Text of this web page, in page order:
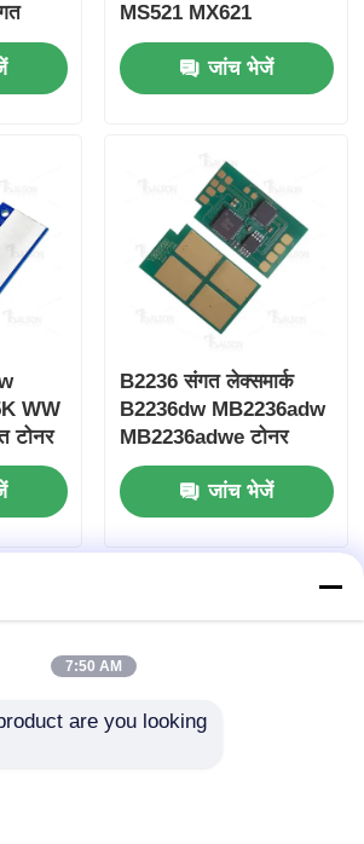
MS521 MX621
MB2338 ड्रम यूनिट
B2442 के लिए ड्रम चिप
जांच भेजें
WW
टोनर
B2236 संगत लेक्समार्क
B2236dw MB2236adw
MB2236adwe टोनर
कारतूस चिप
जांच भेजें
7:50 AM
are you looking